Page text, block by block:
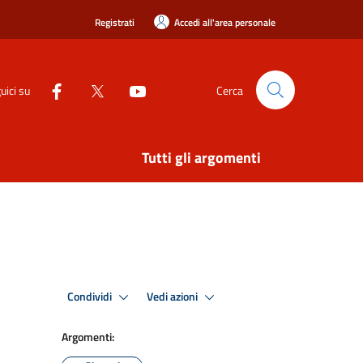
Registrati Accedi all'area personale
su Cerca
Tutti gli argomenti
Condividi Vedi azioni
Argomenti: